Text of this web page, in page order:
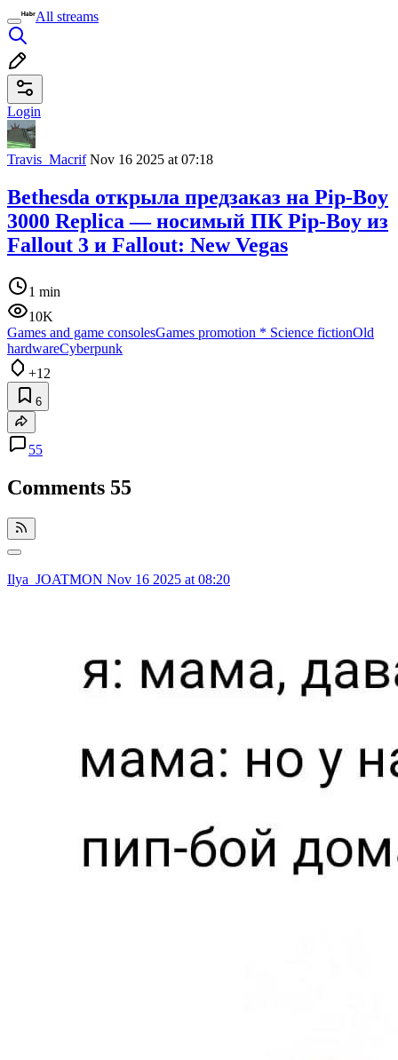
All streams
Login
Travis_MacrifNov 16 2025 at 07:18
Bethesda открыла предзаказ на Pip-Boy
3000 Replica — носимый ПК Pip-Boy из
Fallout 3 и Fallout: New Vegas
1 min
10K
Games and game consolesGames promotion * Science fictionOld
hardwareCyberpunk
+12
6
55
Comments 55
Ilya_JOATMON Nov 16 2025 at 08:20